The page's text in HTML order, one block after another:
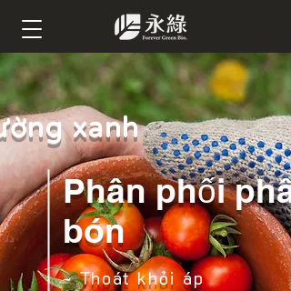
xanh
Phân phối
bón
- Thoát khỏi áp